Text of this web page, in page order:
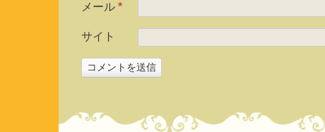
メール *
サイト